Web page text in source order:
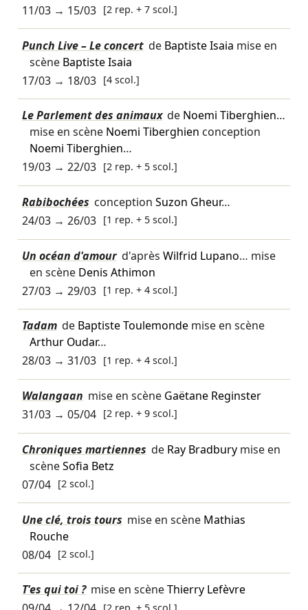
11/03→ 15/03 [2 rep. + 7 scol.]
Punch Live – Le concert de Baptiste Isaia mise en
scène Baptiste Isaia
17/03→ 18/03 [4 scol.]
Le Parlement des animaux de Noemi Tiberghien…
mise en scène Noemi Tiberghien conception
Noemi Tiberghien…
19/03→ 22/03 [2 rep. + 5 scol.]
Rabibochées conception Suzon Gheur…
24/03→ 26/03 [1 rep. + 5 scol.]
Un océan d'amour d'après Wilfrid Lupano… mise
en scène Denis Athimon
27/03→ 29/03 [1 rep. + 4 scol.]
Tadam de Baptiste Toulemondemise en scène
Arthur Oudar…
28/03→ 31/03 [1 rep. + 4 scol.]
Walangaan mise en scène Gaëtane Reginster
31/03→ 05/04 [2 rep. + 9 scol.]
Chroniques martiennes de Ray Bradburymise en
scèneSofia Betz
07/04 [2 scol.]
Une clé, trois tours mise en scène Mathias
Rouche
08/04 [2 scol.]
T'es qui toi ? mise en scèneThierry Lefèvre
[2 rep. + 5 scol.]